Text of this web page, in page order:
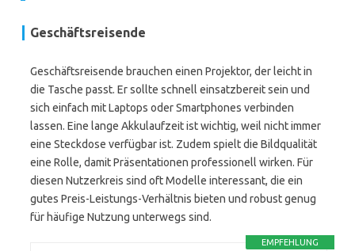
Geschäftsreisende
Geschäftsreisende brauchen einen Projektor, der leicht in
die Tasche passt. Er sollte schnell einsatzbereit sein und
sich einfach mit Laptops oder Smartphones verbinden
lassen. Eine lange Akkulaufzeit ist wichtig, weil nicht immer
eine Steckdose verfügbar ist. Zudem spielt die Bildqualität
eine Rolle, damit Präsentationen professionell wirken. Für
diesen Nutzerkreis sind oft Modelle interessant, die ein
gutes Preis-Leistungs-Verhältnis bieten und robust genug
für häufige Nutzung unterwegs sind.
EMPFEHLUNG